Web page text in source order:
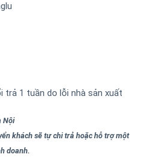
trả 1 tuần do lỗi nhà sản xuất
Nội
khách sẽ tự chi trả hoặc hỗ trợ một
doanh.